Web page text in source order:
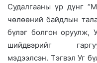
Судалгааны үр дүнг
чөлөөний байдлын
бүлэг болгон оруулж,
шийдвэрийг
мэдээлсэн. Тэгвэл Уг